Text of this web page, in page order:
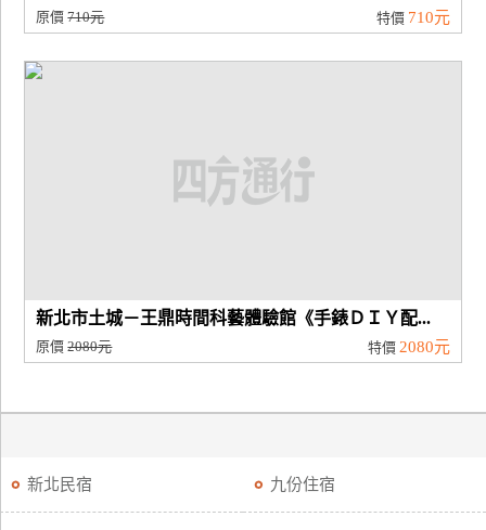
原價710元 特價 710元
新北市土城－王鼎時間科藝體驗館《手錶ＤＩＹ配...
原價2080元 特價 2080元
新北民宿 九份住宿